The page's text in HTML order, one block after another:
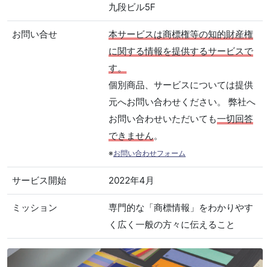
九段ビル5F
お問い合せ
本サービスは商標権等の知的財産権
に関する情報を提供するサービスで
す。
個別商品、サービスについては提供
元へお問い合わせください。 弊社へ
お問い合わせいただいても一切回答
できません。
※お問い合わせフォーム
サービス開始 2022年4月
ミッション
専門的な「商標情報」をわかりやす
く広く一般の方々に伝えること